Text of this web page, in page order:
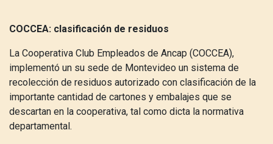
COCCEA: clasificación de residuos
La Cooperativa Club Empleados de Ancap (COCCEA),
implementó un su sede de Montevideo un sistema de
recolección de residuos autorizado con clasificación de la
importante cantidad de cartones y embalajes que se
descartan en la cooperativa, tal como dicta la normativa
departamental.